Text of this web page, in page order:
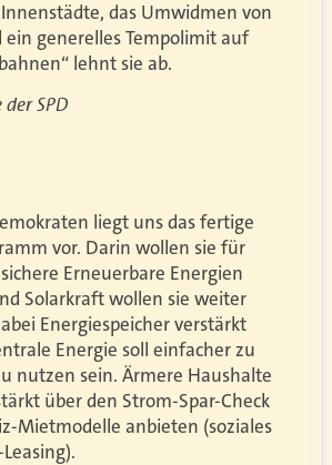
das Umwidmen von
ein generelles Tempolimit auf
lehnt sie ab.
SPD
liegt uns das fertige
vor. Darin wollen sie für
Erneuerbare Energien
Solarkraft wollen sie weiter
Energiespeicher verstärkt
Energie soll einfacher zu
nutzen sein. Ärmere Haushalte
über den Strom-Spar-Check
Mietmodelle anbieten (soziales